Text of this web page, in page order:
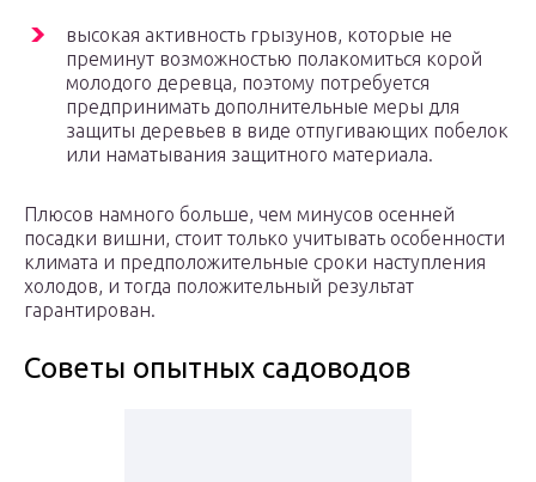
высокая активность грызунов, которые не
преминут возможностью полакомиться корой
молодого деревца, поэтому потребуется
предпринимать дополнительные меры для
защиты деревьев в виде отпугивающих побелок
или наматывания защитного материала.
Плюсов намного больше, чем минусов осенней
посадки вишни, стоит только учитывать особенности
климата и предположительные сроки наступления
холодов, и тогда положительный результат
гарантирован.
Советы опытных садоводов